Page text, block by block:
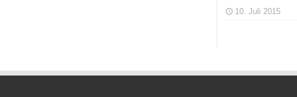
10. Juli 2015